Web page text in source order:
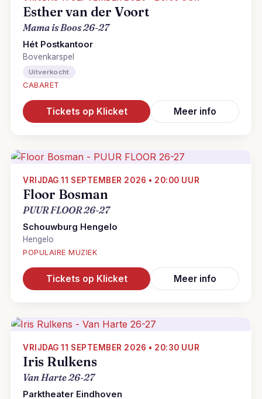
Esther van der Voort
Mama is Boos 26-27
Hét Postkantoor
Bovenkarspel
Uitverkocht
CABARET
Tickets op Klicket Meer info
VRIJDAG 11 SEPTEMBER 2026 • 20:00 UUR
Floor Bosman
PUUR FLOOR 26-27
Schouwburg Hengelo
Hengelo
POPULAIRE MUZIEK
Tickets op Klicket Meer info
VRIJDAG 11 SEPTEMBER 2026 • 20:30 UUR
Iris Rulkens
Van Harte 26-27
Parktheater Eindhoven